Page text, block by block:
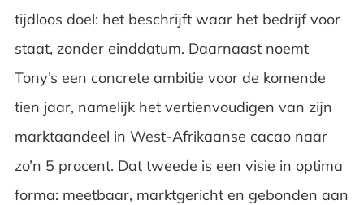
tijdloos doel: het beschrijft waar het bedrijf voor
staat, zonder einddatum. Daarnaast noemt
Tony’s een concrete ambitie voor de komende
tien jaar, namelijk het vertienvoudigen van zijn
marktaandeel in West-Afrikaanse cacao naar
zo’n 5 procent. Dat tweede is een visie in optima
forma: meetbaar, marktgericht en gebonden aan